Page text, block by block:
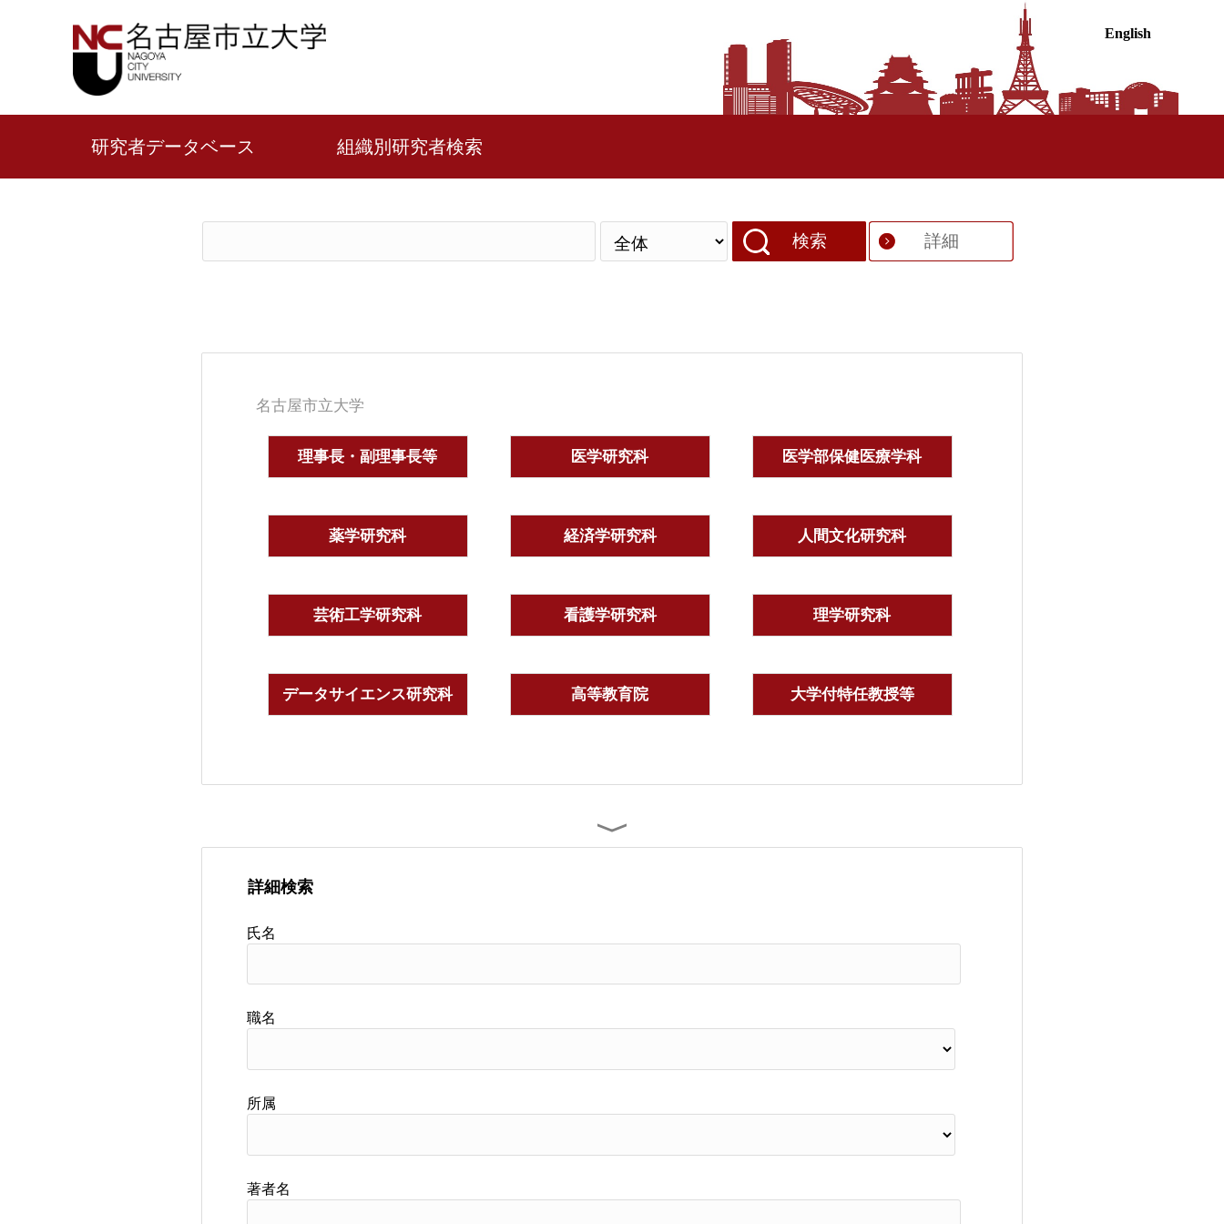
English
研究者データベース 組織別研究者検索
検索 詳細
名古屋市立大学
理事長・副理事長等 医学研究科 医学部保健医療学科
薬学研究科 経済学研究科 人間文化研究科
芸術工学研究科 看護学研究科 理学研究科
データサイエンス研究科 高等教育院 大学付特任教授等
詳細検索
氏名
職名
所属
著者名